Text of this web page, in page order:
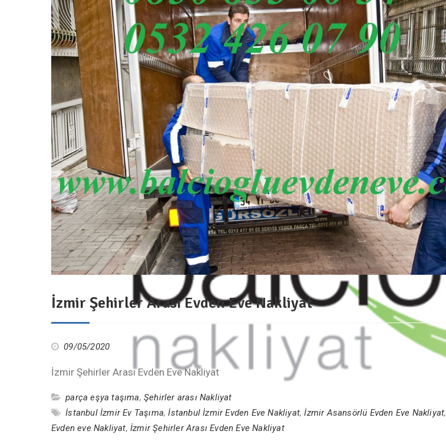
İzmir Şehirler Arası Evden Eve Nakliyat
09/05/2020
İzmir Şehirler Arası Evden Eve Nakliyat
parça eşya taşıma,Şehirler arası Nakliyat
İstanbul İzmir Ev Taşıma,İstanbul İzmir Evden Eve Nakliyat,İzmir Asansörlü Evden Eve Nakliyat,
Evden eve Nakliyat,İzmir Şehirler Arası Evden Eve Nakliyat